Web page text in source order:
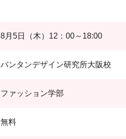
8月5日（木）12：00～18:00
バンタンデザイン研究所大阪校
ファッション学部
無料